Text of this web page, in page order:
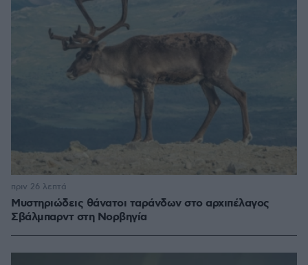
Μυστηριώδεις θάνατοι ταράνδων στο αρχιπέλαγος
Σβάλμπαρντ στη Νορβηγία
πριν 26 λεπτά